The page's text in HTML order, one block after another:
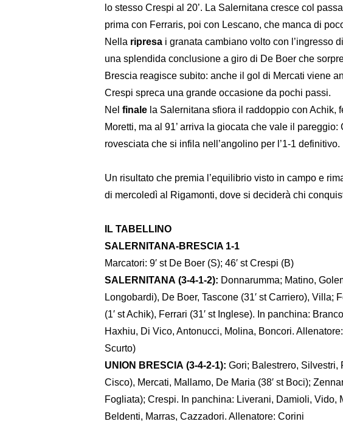
lo stesso Crespi al 20’. La Salernitana cresce col
prima con Ferraris, poi con Lescano, che manca di
Nella ripresa i granata cambiano volto con l’ingresso
una splendida conclusione a giro di De Boer che
Brescia reagisce subito: anche il gol di Mercati viene
Crespi spreca una grande occasione da pochi passi.
Nel finale la Salernitana sfiora il raddoppio con Achik,
Moretti, ma al 91’ arriva la giocata che vale il
rovesciata che si infila nell’angolino per l’1-1 definitivo.
Un risultato che premia l’equilibrio visto in campo e
di mercoledì al Rigamonti, dove si deciderà chi
IL TABELLINO
SALERNITANA-BRESCIA 1-1
Marcatori: 9′ st De Boer (S); 46′ st Crespi (B)
SALERNITANA (3-4-1-2): Donnarumma; Matino,
Longobardi), De Boer, Tascone (31′ st Carriero), Villa;
(1′ st Achik), Ferrari (31′ st Inglese). In panchina:
Haxhiu, Di Vico, Antonucci, Molina, Boncori.
Scurto)
UNION BRESCIA (3-4-2-1): Gori; Balestrero, Silvestri,
Cisco), Mercati, Mallamo, De Maria (38′ st Boci);
Fogliata); Crespi. In panchina: Liverani, Damioli, Vido,
Beldenti, Marras, Cazzadori. Allenatore: Corini